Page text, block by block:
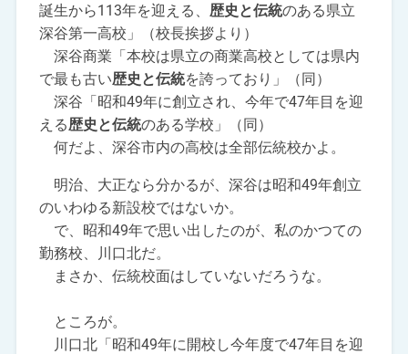
誕生から113年を迎える、 歴史と伝統のある県立
深谷第一高校」（校長挨拶より）
深谷商業「本校は県立の商業高校としては県内
で最も古い歴史と伝統を誇っており」（同）
深谷「昭和49年に創立され、今年で47年目を迎
える歴史と伝統のある学校」（同）
何だよ、深谷市内の高校は全部伝統校かよ。
明治、大正なら分かるが、深谷は昭和49年創立
のいわゆる新設校ではないか。
で、昭和49年で思い出したのが、私のかつての
勤務校、川口北だ。
まさか、伝統校面はしていないだろうな。
ところが。
川口北「昭和49年に開校し今年度で47年目を迎